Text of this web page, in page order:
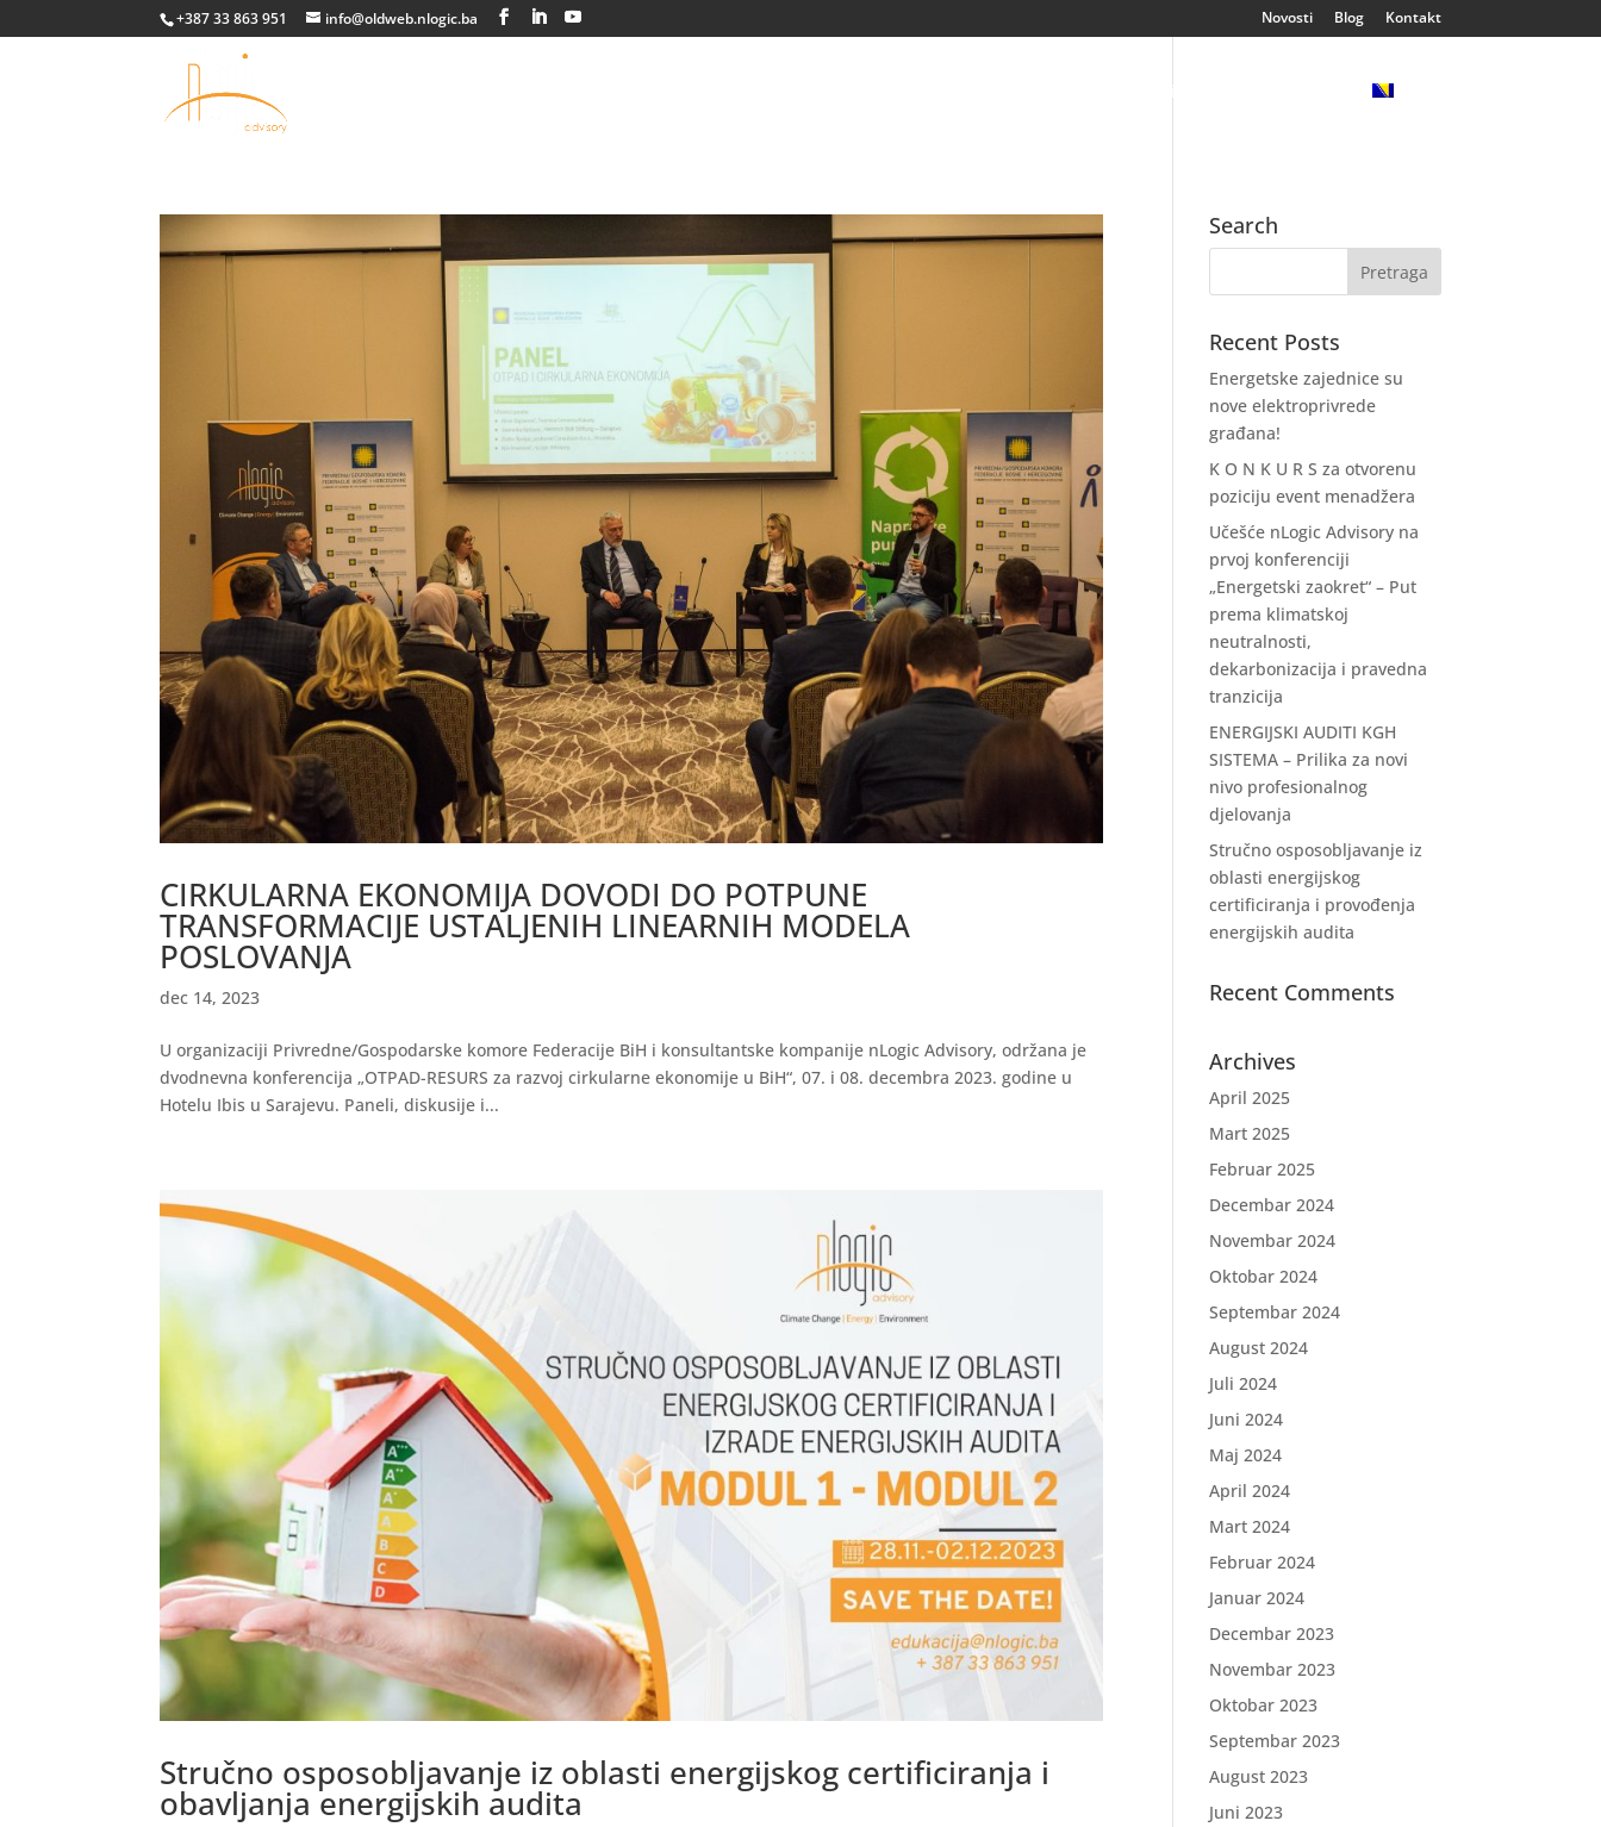
+387 33 863 951 info@oldweb.nlogic.ba Novosti Blog Kontakt
CIRKULARNA EKONOMIJA DOVODI DO POTPUNE
TRANSFORMACIJE USTALJENIH LINEARNIH MODELA
POSLOVANJA
dec 14, 2023
U organizaciji Privredne/Gospodarske komore Federacije BiH i konsultantske kompanije nLogic Advisory, održana je
dvodnevna konferencija „OTPAD-RESURS za razvoj cirkularne ekonomije u BiH“, 07. i 08. decembra 2023. godine u
Hotelu Ibis u Sarajevu. Paneli, diskusije i...
Stručno osposobljavanje iz oblasti energijskog certificiranja i
obavljanja energijskih audita
Search
Recent Posts
Energetske zajednice su
nove elektroprivrede
građana!
K O N K U R S za otvorenu
poziciju event menadžera
Učešće nLogic Advisory na
prvoj konferenciji
„Energetski zaokret“ – Put
prema klimatskoj
neutralnosti,
dekarbonizacija i pravedna
tranzicija
ENERGIJSKI AUDITI KGH
SISTEMA – Prilika za novi
nivo profesionalnog
djelovanja
Stručno osposobljavanje iz
oblasti energijskog
certificiranja i provođenja
energijskih audita
Recent Comments
Archives
April 2025
Mart 2025
Februar 2025
Decembar 2024
Novembar 2024
Oktobar 2024
Septembar 2024
August 2024
Juli 2024
Juni 2024
Maj 2024
April 2024
Mart 2024
Februar 2024
Januar 2024
Decembar 2023
Novembar 2023
Oktobar 2023
Septembar 2023
August 2023
Juni 2023